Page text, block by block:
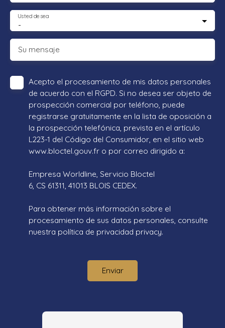
-
Usted desea
Su mensaje
Acepto el procesamiento de mis datos personales
de acuerdo con el RGPD. Si no desea ser objeto de
prospección comercial por teléfono, puede
registrarse gratuitamente en la lista de oposición a
la prospección telefónica, prevista en el artículo
L223-1 del Código del Consumidor, en el sitio web
www.bloctel.gouv.fr o por correo dirigido a:
Empresa Worldline, Servicio Bloctel
6, CS 61311, 41013 BLOIS CEDEX.
Para obtener más información sobre el
procesamiento de sus datos personales, consulte
nuestra política de privacidad privacy.
Enviar